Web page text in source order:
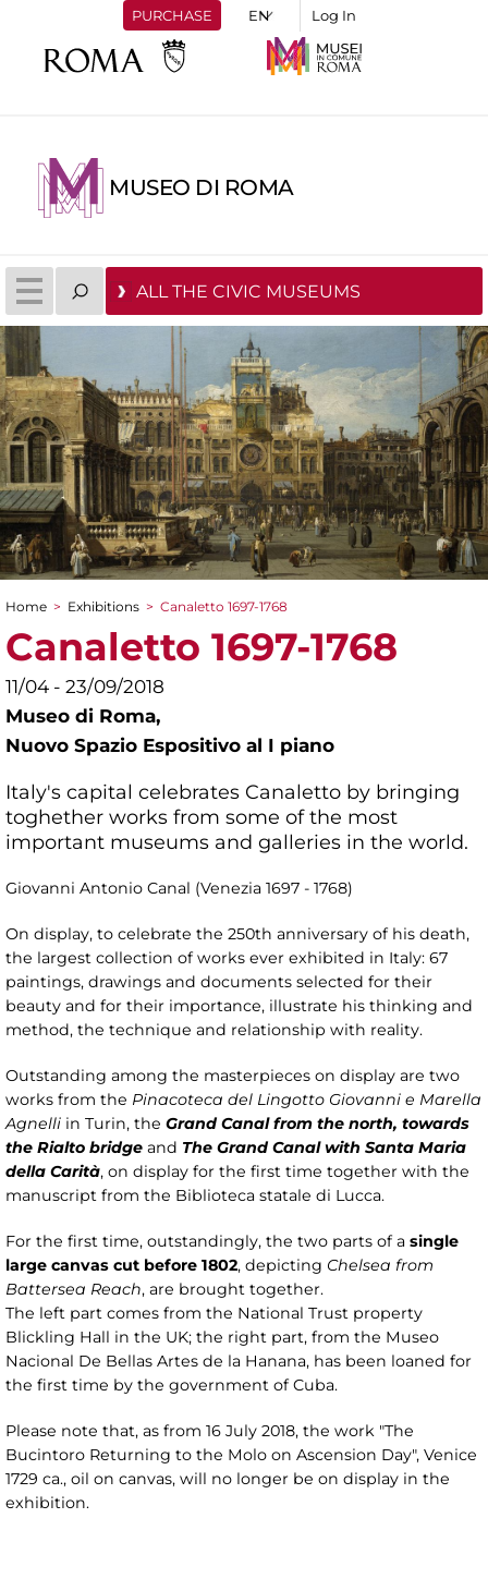
PURCHASE Log In
MUSEO DI ROMA
ALL THE CIVIC MUSEUMS
You are here
Home > Exhibitions > Canaletto 1697-1768
Canaletto 1697-1768
11/04 - 23/09/2018
Museo di Roma,
Nuovo Spazio Espositivo al I piano
Italy's capital celebrates Canaletto by bringing
toghether works from some of the most
important museums and galleries in the world.
Giovanni Antonio Canal (Venezia 1697 - 1768)
On display, to celebrate the 250th anniversary of his death,
the largest collection of works ever exhibited in Italy: 67
paintings, drawings and documents selected for their
beauty and for their importance, illustrate his thinking and
method, the technique and relationship with reality.
Outstanding among the masterpieces on display are two
works from the Pinacoteca del Lingotto Giovanni e Marella
Agnelli in Turin, the Grand Canal from the north, towards
the Rialto bridge and The Grand Canal with Santa Maria
della Carità, on display for the first time together with the
manuscript from the Biblioteca statale di Lucca.
For the first time, outstandingly, the two parts of a single
large canvas cut before 1802, depicting Chelsea from
Battersea Reach, are brought together.
The left part comes from the National Trust property
Blickling Hall in the UK; the right part, from the Museo
Nacional De Bellas Artes de la Hanana, has been loaned for
the first time by the government of Cuba.
Please note that, as from 16 July 2018, the work "The
Bucintoro Returning to the Molo on Ascension Day", Venice
1729 ca., oil on canvas, will no longer be on display in the
exhibition.